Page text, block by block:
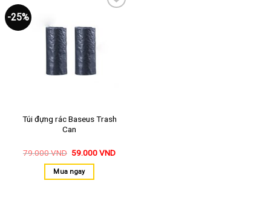
-25%
Túi đựng rác Baseus Trash
Can
79.000VND 59.000VND
Mua ngay